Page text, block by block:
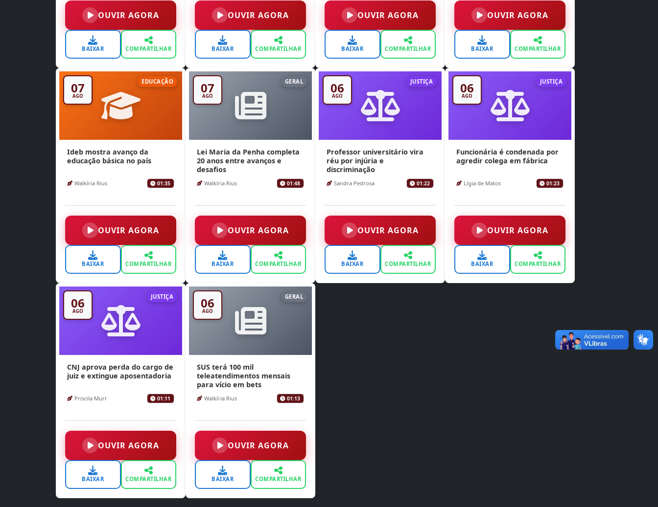
OUVIR AGORA
BAIXAR COMPARTILHAR
OUVIR AGORA
BAIXAR COMPARTILHAR
OUVIR AGORA
BAIXAR COMPARTILHAR
OUVIR AGORA
BAIXAR COMPARTILHAR
07
AGO
EDUCAÇÃO
Ideb mostra avanço da
educação básica no país
Walkíria Rius 01:35
OUVIR AGORA
BAIXAR COMPARTILHAR
07
AGO
GERAL
Lei Maria da Penha completa
20 anos entre avanços e
desafios
Walkíria Rius 01:48
OUVIR AGORA
BAIXAR COMPARTILHAR
06
AGO
JUSTIÇA
Professor universitário vira
réu por injúria e
discriminação
Sandra Pedrosa 01:22
OUVIR AGORA
BAIXAR COMPARTILHAR
06
AGO
JUSTIÇA
Funcionária é condenada por
agredir colega em fábrica
Lígia de Matos 01:23
OUVIR AGORA
BAIXAR COMPARTILHAR
06
AGO
JUSTIÇA
CNJ aprova perda do cargo de
juiz e extingue aposentadoria
Priscila Murr 01:11
OUVIR AGORA
BAIXAR COMPARTILHAR
06
AGO
GERAL
SUS terá 100 mil
teleatendimentos mensais
para vício em bets
Walkíria Rius 01:13
OUVIR AGORA
BAIXAR COMPARTILHAR